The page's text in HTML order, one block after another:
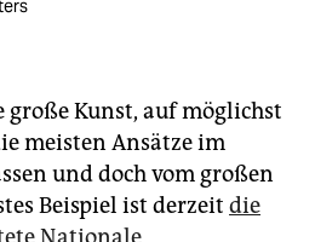
große Kunst, auf möglichst
meisten Ansätze im
und doch vom großen
Beispiel ist derzeit die